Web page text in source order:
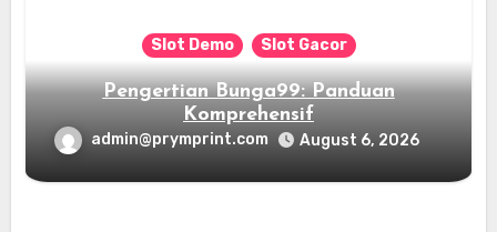
Slot Demo Slot Gacor
Pengertian Bunga99: Panduan
Komprehensif
admin@prymprint.com August 6, 2026